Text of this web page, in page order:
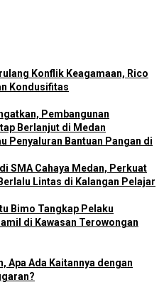
Konflik Keagamaan, Rico
Kondusifitas
Pembangunan
Berlanjut di Medan
Penyaluran Bantuan Pangan di
SMA Cahaya Medan, Perkuat
Lintas di Kalangan Pelajar
Bimo Tangkap Pelaku
di Kawasan Terowongan
Apa Ada Kaitannya dengan